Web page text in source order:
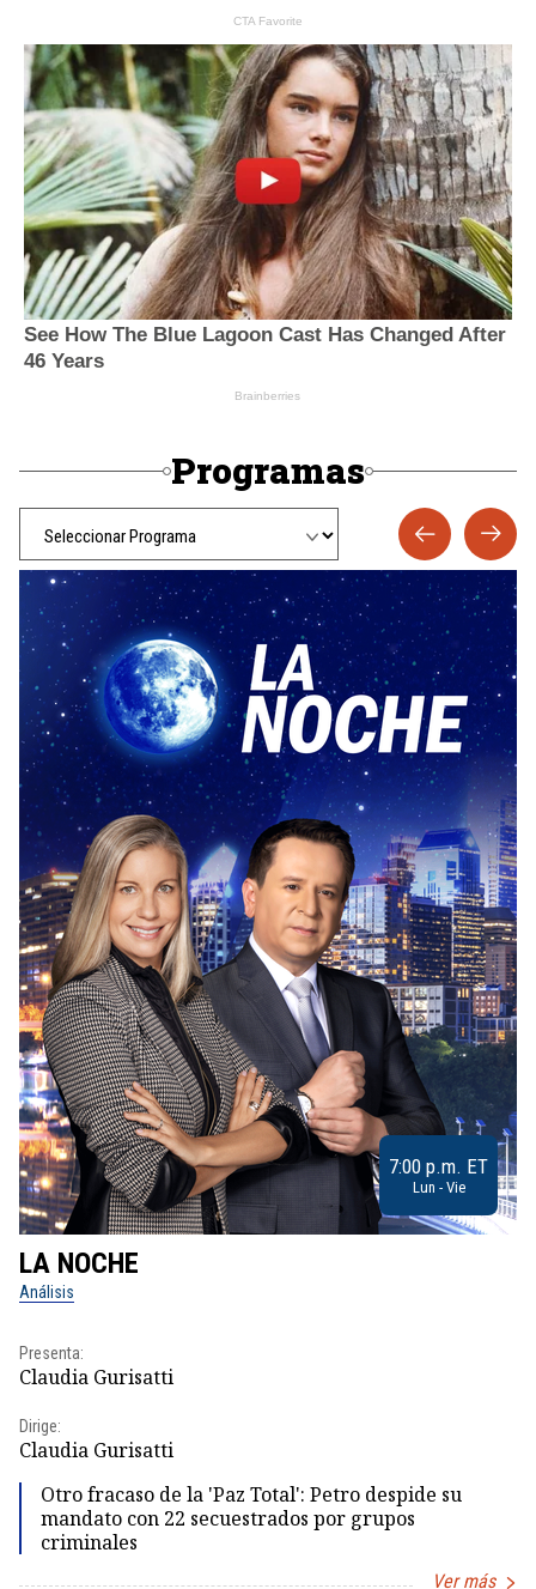
Programas
7:00 p.m. ET
Lun - Vie
LA NOCHE
Análisis
Presenta:
Claudia Gurisatti
Dirige:
Claudia Gurisatti
Otro fracaso de la 'Paz Total': Petro despide su
mandato con 22 secuestrados por grupos
criminales
Ver más